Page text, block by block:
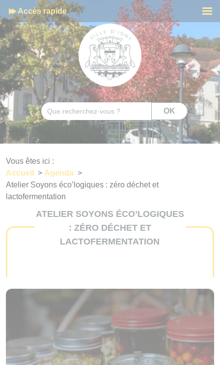
Accès rapide
Rechercher OK
Vous êtes ici :
Accueil
> Agenda >
Atelier Soyons éco’logiques : zéro déchet et
lactofermentation
ATELIER SOYONS ÉCO’LOGIQUES
: ZÉRO DÉCHET ET
LACTOFERMENTATION
Cookies management panel